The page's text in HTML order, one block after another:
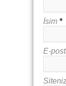
İsim *
E-